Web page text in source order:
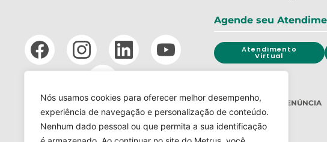
Nós usamos cookies para oferecer melhor desempenho,
experiência de navegação e personalização de conteúdo.
Nenhum dado pessoal ou que permita a sua identificação
LGPD TERMOS DE USO
Agende seu
Atendimento
Virtual
CANAL DE DENÚNCIA